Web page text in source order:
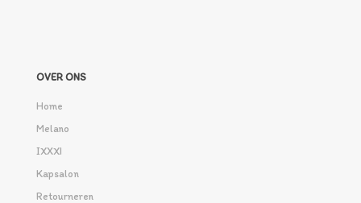
OVER ONS
Home
Melano
IXXXI
Kapsalon
Retourneren